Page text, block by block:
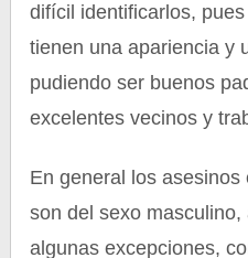
difícil identificarlos,
tienen una apariencia y
pudiendo ser buenos
excelentes vecinos y
En general los
son del sexo
algunas excepciones,